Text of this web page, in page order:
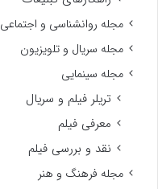
مجله روانشناسی و اجتماعی
مجله سریال و تلویزیون
مجله سینمایی
تریلر فیلم و سریال
معرفی فیلم
نقد و بررسی فیلم
مجله فرهنگ و هنر